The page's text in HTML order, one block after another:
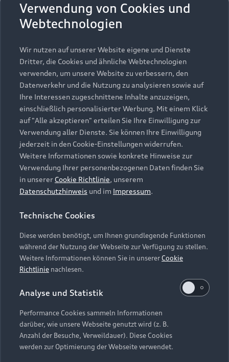
Modelle
Alle Modelle
Modelle vergleichen
Elektromodelle
Plug-in-Hybride
Kaufen & leasen
Neuwagensuche
Gebrauchtwagensuche
Gebrauchtwagen
Finanzierung
Aktionen & Angebote
Geschäftskunden
Service & Zubehör
Saisonale Angebote
Audi Services
Garantie
Audi digital services
myAudi
Support
Kundenservice
Händlersuche
Audi Code
Online-Terminvereinbarung
Servicekontakt
Vertrag widerrufen
Über Audi
Unternehmen
Karriere
Investor Relations
Presse & Media Center
Datenschutz
Audi erleben
Newsletter
Impressum Rechtliches
Hinweisgebersystem
Datenschutzinformation
Cookie-Einstellungen
Cookie-Richtlinie
Barrierefreiheit
Hinweis: Die aktuelle Darstellung und Anordnung der
Embleme am Fahrzeug bei allen Abbildungen auf dieser
Webseite kann abweichen.
Verwendung von Cookies und
Webtechnologien
Wir nutzen auf unserer Website eigene und Dienste
Dritter, die Cookies und ähnliche Webtechnologien
verwenden, um unsere Website zu verbessern, den
Datenverkehr und die Nutzung zu analysieren sowie auf
Ihre Interessen zugeschnittene Inhalte anzuzeigen,
einschließlich personalisierter Werbung. Mit einem Klick
auf "Alle akzeptieren" erteilen Sie Ihre Einwilligung zur
Verwendung aller Dienste. Sie können Ihre Einwilligung
jederzeit in den Cookie-Einstellungen widerrufen.
Weitere Informationen sowie konkrete Hinweise zur
Verwendung Ihrer personenbezogenen Daten finden Sie
in unserer Cookie Richtlinie, unserem
Datenschutzhinweis und im Impressum.
Technische Cookies
Diese werden benötigt, um Ihnen grundlegende Funktionen
während der Nutzung der Webseite zur Verfügung zu stellen.
Weitere Informationen können Sie in unsererCookie
Richtlinie nachlesen.
Analyse und Statistik
Performance Cookies sammeln Informationen
darüber, wie unsere Webseite genutzt wird (z. B.
Anzahl der Besuche, Verweildauer). Diese Cookies
werden zur Optimierung der Webseite verwendet.